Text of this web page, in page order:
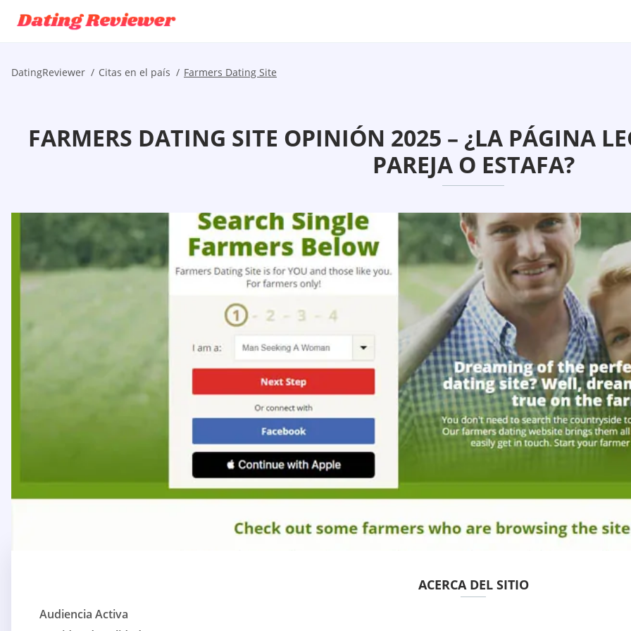
DatingReviewer Citas en el país Farmers Dating Site
FARMERS DATING SITE OPINIÓN 2025 – ¿LA PÁGINA
PAREJA O ESTAFA?
ACERCA DEL SITIO
Audiencia Activa